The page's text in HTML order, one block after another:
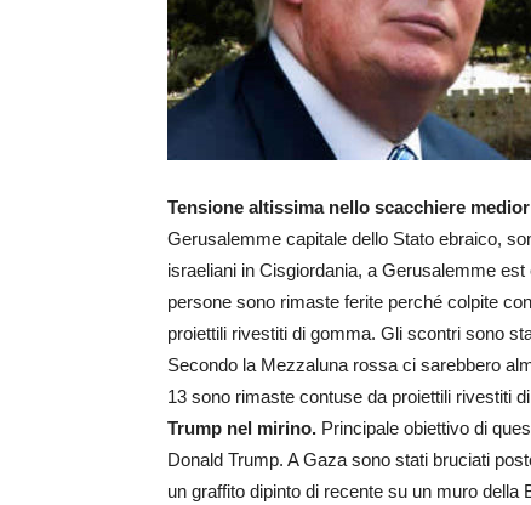
Tensione altissima nello scacchiere
Gerusalemme capitale dello Stato ebraico,
israeliani in Cisgiordania, a Gerusalemme
persone sono rimaste ferite perché colpite
proiettili rivestiti di gomma. Gli scontri sono
Secondo la Mezzaluna rossa ci sarebbero
13 sono rimaste contuse da proiettili rivestiti
Trump nel mirino. Principale obiettivo di
Donald Trump. A Gaza sono stati bruciati
un graffito dipinto di recente su un muro